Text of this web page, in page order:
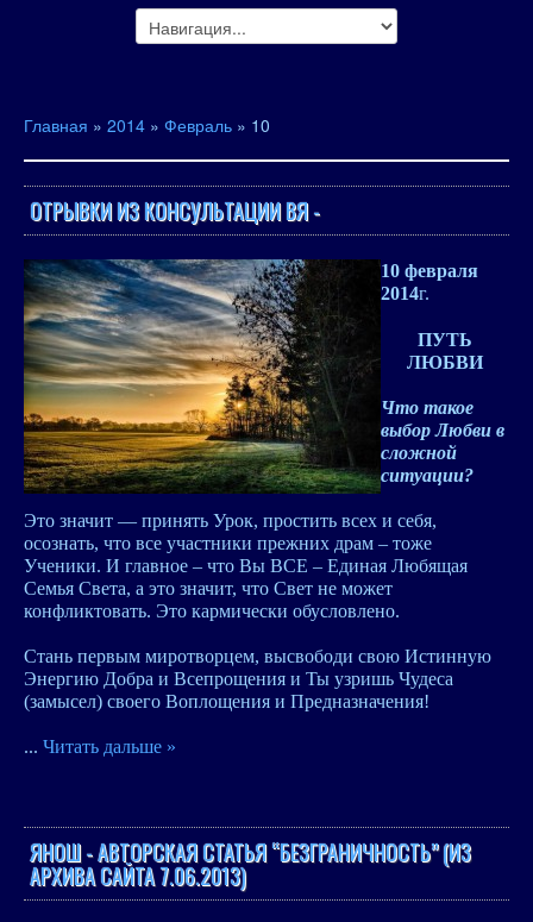
Главная » 2014 » Февраль » 10
ОТРЫВКИ ИЗ КОНСУЛЬТАЦИИ ВЯ -
10 февраля
2014г.
ПУТЬ
ЛЮБВИ
Что такое
выбор Любви в
сложной
ситуации?
Это значит — принять Урок, простить всех и себя,
осознать, что все участники прежних драм – тоже
Ученики. И главное – что Вы ВСЕ – Единая Любящая
Семья Света, а это значит, что Свет не может
конфликтовать. Это кармически обусловлено.
Стань первым миротворцем, высвободи свою Истинную
Энергию Добра и Всепрощения и Ты узришь Чудеса
(замысел) своего Воплощения и Предназначения!
... Читать дальше »
ЯНОШ - АВТОРСКАЯ СТАТЬЯ “БЕЗГРАНИЧНОСТЬ” (ИЗ
АРХИВА САЙТА 7.06.2013)